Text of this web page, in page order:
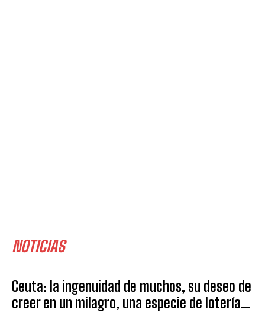
NOTICIAS
Ceuta: la ingenuidad de muchos, su deseo de
creer en un milagro, una especie de lotería…